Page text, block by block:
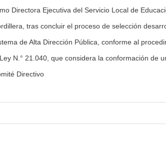
Directora Ejecutiva del Servicio Local de
tras concluir el proceso de selección
de Alta Dirección Pública, conforme al
N.° 21.040, que considera la conformación de
Directivo